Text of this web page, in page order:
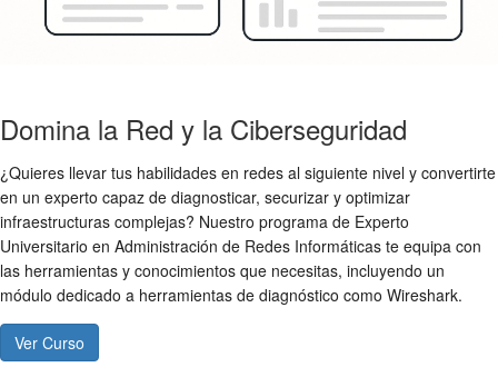
Domina la Red y la Ciberseguridad
¿Quieres llevar tus habilidades en redes al siguiente nivel y convertirte
en un experto capaz de diagnosticar, securizar y optimizar
infraestructuras complejas? Nuestro programa de Experto
Universitario en Administración de Redes Informáticas te equipa con
las herramientas y conocimientos que necesitas, incluyendo un
módulo dedicado a herramientas de diagnóstico como Wireshark.
Ver Curso